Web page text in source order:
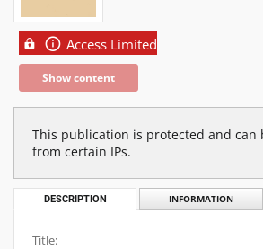
Access Limited
Show content
This publication is protected and can
from certain IPs.
DESCRIPTION INFORMATION
Title: